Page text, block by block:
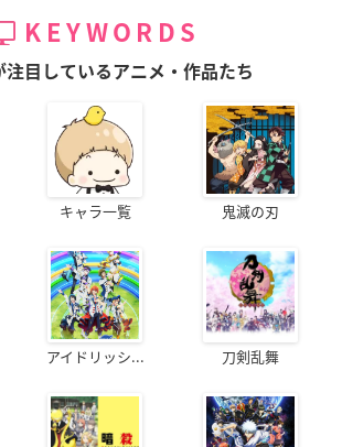
KEYWORDS
注目しているアニメ・作品たち
キャラ一覧 鬼滅の刃
アイドリッシ... 刀剣乱舞